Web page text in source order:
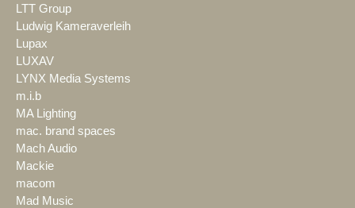
LTT Group
Ludwig Kameraverleih
Lupax
LUXAV
LYNX Media Systems
m.i.b
MA Lighting
mac. brand spaces
Mach Audio
Mackie
macom
Mad Music